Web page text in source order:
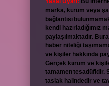
Yasal Uyarı: Bu
marka, kurum veya
bağlantısı
kendi hazırladığımız
paylaşılmaktadır.
haber niteliği
ve kişiler hakkında
Gerçek kurum ve
tamamen tesadüfidir.
taslak halindedir ve